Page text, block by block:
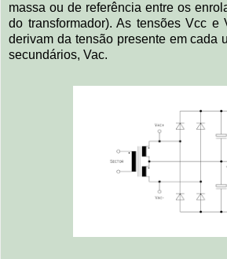
massa ou de referência entre os
do transformador). As tensões Vcc e
derivam da tensão presente em cada
secundários, Vac.